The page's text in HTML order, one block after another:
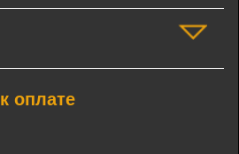
оплате